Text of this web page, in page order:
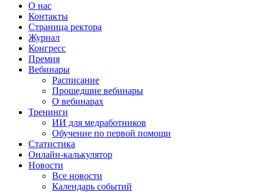
О нас
Контакты
Страница ректора
Журнал
Конгресс
Премия
Вебинары
Расписание
Прошедшие вебинары
О вебинарах
Тренинги
ИИ для медработников
Обучение по первой помощи
Статистика
Онлайн-калькулятор
Новости
Все новости
Календарь событий